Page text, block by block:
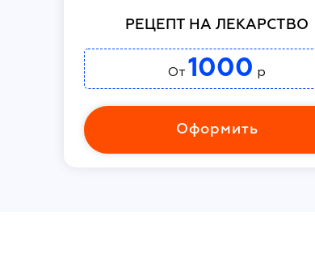
РЕЦЕПТ НА ЛЕКАРСТВО
От 1000 р
Оформить